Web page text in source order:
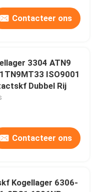
Contacteer ons
3304 ATN9
ISO9001
Dubbel Rij
Contacteer ons
Kogellager 6306-